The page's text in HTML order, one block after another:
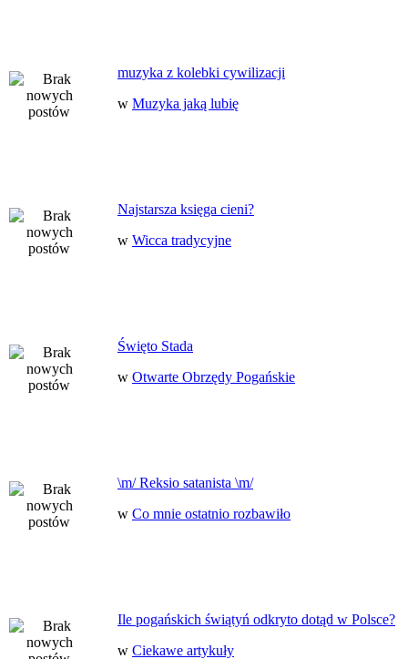
muzyka z kolebki cywilizacji
w Muzyka jaką lubię
Najstarsza księga cieni?
w Wicca tradycyjne
Święto Stada
w Otwarte Obrzędy Pogańskie
\m/ Reksio satanista \m/
w Co mnie ostatnio rozbawiło
Ile pogańskich świątyń odkryto dotąd w Polsce?
w Ciekawe artykuły